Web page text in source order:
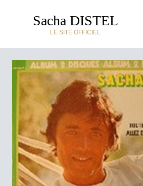
Sacha DISTEL
LE SITE OFFICIEL
ACCUEIL
DISCOGRAPHIE
BIOGRAPHIE
MÉDIAS
ACTUALITÉS
LE JAZZMAN
LE CHANTEUR
LE CROONER